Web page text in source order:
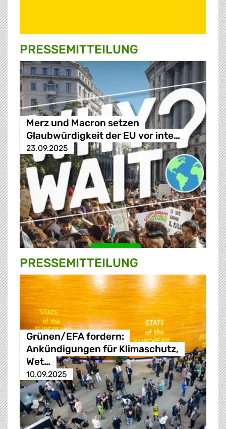
PRESSE­MITTEILUNG
Merz und Macron setzen
Glaubwürdigkeit der EU vor inte…
23.09.2025
PRESSE­MITTEILUNG
Grünen/EFA fordern:
Ankündigungen für Klimaschutz,
Wet…
10.09.2025